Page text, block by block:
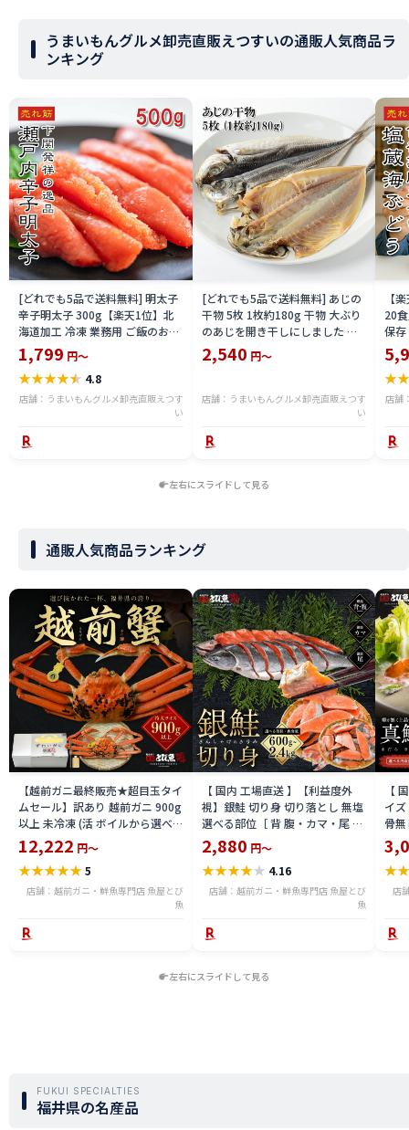
うまいもんグルメ卸売直販えつすいの通販人気商品ラ
ンキング
[どれでも5品で送料無料] 明太子
辛子明太子 300g【楽天1位】北
海道加工 冷凍 業務用 ご飯のお供
おつまみ パスタ 便利 時短 家庭用
たっぷり 明太 塩たら子 めんたい
こ プチプチ食感 おにぎり トース
ト アレンジ 保存食 ストック 冷凍
1,799 円～
★★★★★ 4.8
店舗：うまいもんグルメ卸売直販えつす
い
[どれでも5品で送料無料] あじの
干物 5枚 1枚約180g 干物 大ぶり
のあじを開き干しにしました 鯵
冷凍
2,540 円～
店舗：うまいもんグルメ卸売直販えつす
い
【
20
保存
塩
長
お取
ト
★
店舗
左右にスライドして見る
通販人気商品ランキング
【越前ガニ最終販売★超目玉タイ
ムセール】訳あり 越前ガニ 900g
以上 未冷凍 (活 ボイルから選べ
る) 福井県産 国産 産地直送 脚折
れ 訳ありカニ 越前がに ズワイガ
ニ 越前 かに 送料無料 etz-900w
12,222 円～
★★★★★5
店舗：越前ガニ・鮮魚専門店 魚屋とび
魚
【 国内 工場直送 】【利益度外
視】銀鮭 切り身 切り落とし 無塩
選べる部位［ 背 腹・カマ・尾 ］
600g〜2.4kg 骨取り・骨無し 骨
あり 切り落とし 骨取り・骨無し
切身 ses2301-12ka
2,880 円～
★★★★★ 4.16
店舗：越前ガニ・鮮魚専門店 魚屋とび
魚
【
イ
骨
(真
ライ
★
店
左右にスライドして見る
FUKUI SPECIALTIES
福井県の名産品